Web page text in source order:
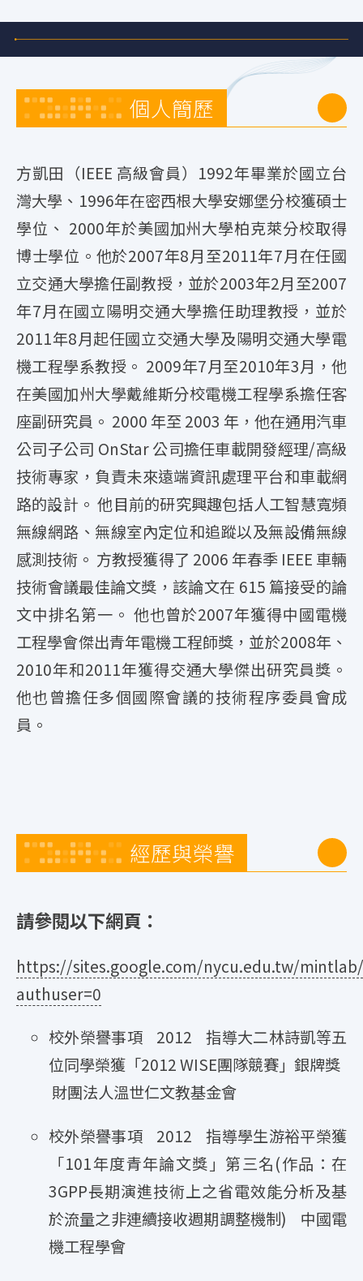
個人簡歷
方凱田（IEEE 高級會員）1992年畢業於國立台
灣大學、1996年在密西根大學安娜堡分校獲碩士
學位、 2000年於美國加州大學柏克萊分校取得
博士學位。他於2007年8月至2011年7月在任國
立交通大學擔任副教授，並於2003年2月至2007
年7月在國立陽明交通大學擔任助理教授，並於
2011年8月起任國立交通大學及陽明交通大學電
機工程學系教授。 2009年7月至2010年3月，他
在美國加州大學戴維斯分校電機工程學系擔任客
座副研究員。 2000 年至 2003 年，他在通用汽車
公司子公司 OnStar 公司擔任車載開發經理/高級
技術專家，負責未來遠端資訊處理平台和車載網
路的設計。 他目前的研究興趣包括人工智慧寬頻
無線網路、無線室內定位和追蹤以及無設備無線
感測技術。 方教授獲得了 2006 年春季 IEEE 車輛
技術會議最佳論文獎，該論文在 615 篇接受的論
文中排名第一。 他也曾於2007年獲得中國電機
工程學會傑出青年電機工程師獎，並於2008年、
2010年和2011年獲得交通大學傑出研究員獎。
他也曾擔任多個國際會議的技術程序委員會成
員。
經歷與榮譽
請參閱以下網頁：
https://sites.google.com/nycu.edu.tw/
authuser=0
校外榮譽事項 2012 指導大二林詩凱等五
位同學榮獲「2012 WISE團隊競賽」銀牌獎
財團法人溫世仁文教基金會
校外榮譽事項 2012 指導學生游裕平榮獲
「101年度青年論文獎」第三名(作品：在
3GPP長期演進技術上之省電效能分析及基
於流量之非連續接收週期調整機制) 中國電
機工程學會